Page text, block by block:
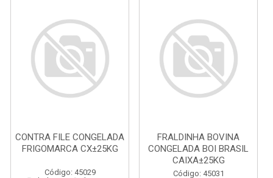
CONTRA FILE CONGELADA
FRIGOMARCA CX±25KG
Código: 45029
FRALDINHA BOVINA
CONGELADA BOI BRASIL
CAIXA±25KG
Código: 45031